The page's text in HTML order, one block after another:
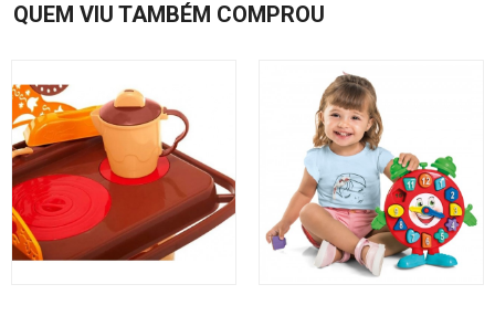
QUEM VIU TAMBÉM COMPROU